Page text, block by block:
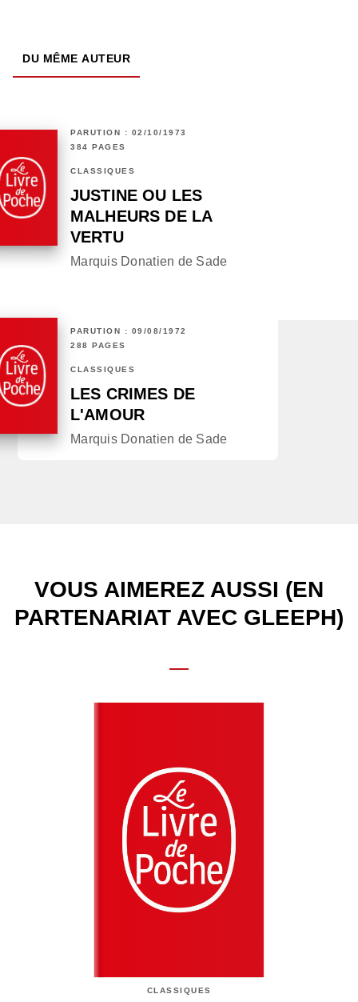
DU MÊME AUTEUR
PARUTION : 02/10/1973
384 PAGES
CLASSIQUES
JUSTINE OU LES
MALHEURS DE LA
VERTU
Marquis Donatien de Sade
PARUTION : 09/08/1972
288 PAGES
CLASSIQUES
LES CRIMES DE
L'AMOUR
Marquis Donatien de Sade
VOUS AIMEREZ AUSSI (EN
PARTENARIAT AVEC GLEEPH)
CLASSIQUES